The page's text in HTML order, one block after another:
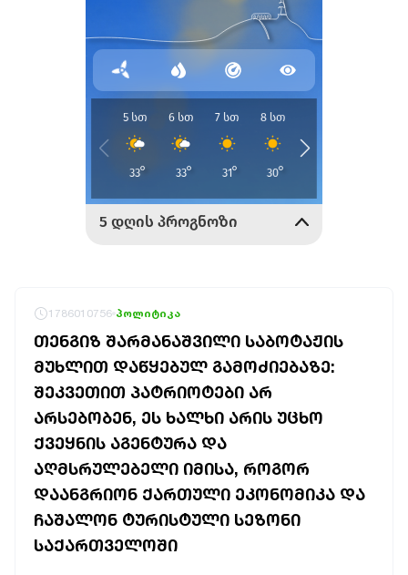
1786010756 პოლიტიკა
ᲗᲔᲜᲒᲘᲖ ᲨᲐᲠᲛᲐᲜᲐᲨᲕᲘᲚᲘ ᲡᲐᲑᲝᲢᲐᲟᲘᲡ
ᲛᲣᲮᲚᲘᲗ ᲓᲐᲬᲧᲔᲑᲣᲚ ᲒᲐᲛᲝᲫᲘᲔᲑᲐᲖᲔ:
ᲨᲔᲙᲕᲔᲗᲘᲗ ᲞᲐᲢᲠᲘᲝᲢᲔᲑᲘ ᲐᲠ
ᲐᲠᲡᲔᲑᲝᲑᲔᲜ, ᲔᲡ ᲮᲐᲚᲮᲘ ᲐᲠᲘᲡ ᲣᲪᲮᲝ
ᲥᲕᲔᲧᲜᲘᲡ ᲐᲒᲔᲜᲢᲣᲠᲐ ᲓᲐ
ᲐᲦᲛᲡᲠᲣᲚᲔᲑᲔᲚᲘ ᲘᲛᲘᲡᲐ, ᲠᲝᲒᲝᲠ
ᲓᲐᲐᲜᲒᲠᲘᲝᲜ ᲥᲐᲠᲗᲣᲚᲘ ᲔᲙᲝᲜᲝᲛᲘᲙᲐ ᲓᲐ
ᲩᲐᲨᲐᲚᲝᲜ ᲢᲣᲠᲘᲡᲢᲣᲚᲘ ᲡᲔᲖᲝᲜᲘ
ᲡᲐᲥᲐᲠᲗᲕᲔᲚᲝᲨᲘ